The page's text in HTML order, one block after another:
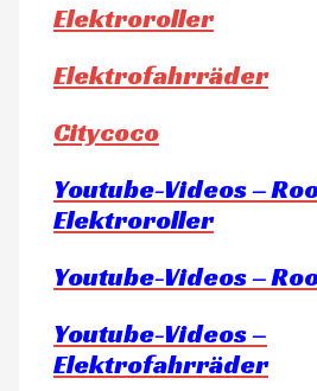
Elektroroller
Elektrofahrräder
Citycoco
Youtube-Videos –
Elektroroller
Youtube-Videos –
Youtube-Videos –
Elektrofahrräder